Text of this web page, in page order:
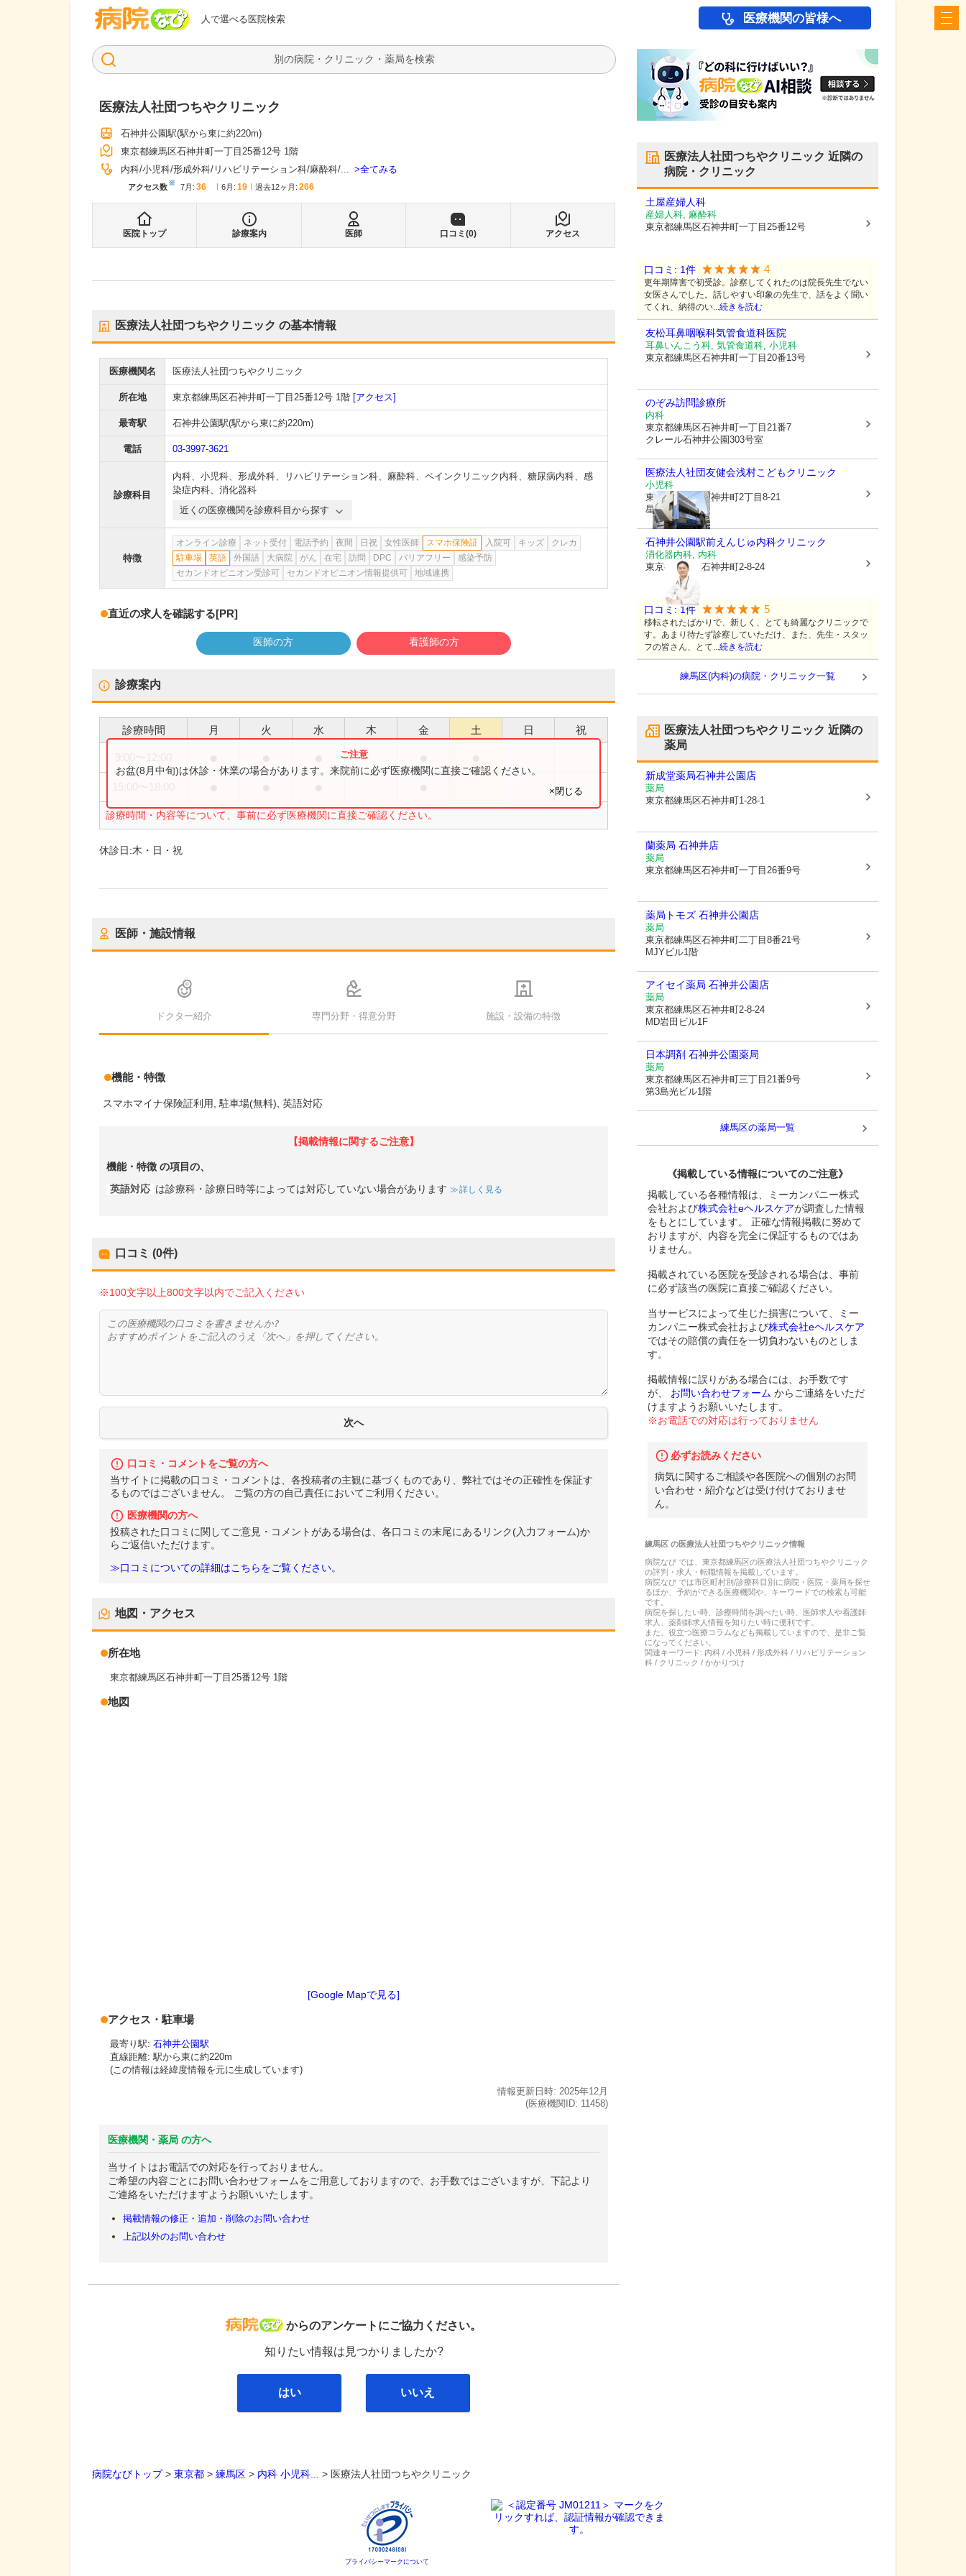
人で選べる医院検索
病院なび 医療機関の皆様へ
検索
医療法人社団つちやクリニック
石神井公園駅(駅から東に約220m)
東京都練馬区石神井町一丁目25番12号 1階
内科 小児科 形成外科 リハビリテーション科 麻酔科 ... 全てみる
アクセス数※ 7月 : 36 6月 : 19 過去12ヶ月: 266
医院トップ 診療案内 医師 口コミ(0) アクセス
医療法人社団つちやクリニック の基本情報
医療機関名 医療法人社団つちやクリニック
所在地 東京都練馬区石神井町一丁目25番12号 1階 [アクセス]
最寄駅 石神井公園駅(駅から東に約220m)
電話 03-3997-3621
診療科目
内科、 小児科、 形成外科、 リハビリテーション科、 麻酔科、 ペインクリニック内科、 糖尿病内科、 感
染症内科、 消化器科
近くの医療機関を診療科目から探す
特徴
オンライン診療 ネット受付 電話予約 夜間 日祝 女性医師 スマホ保険証 入院可 キッズ
クレカ
駐車場
英語 外国語 大病院 がん 在宅 訪問 DPC バリアフリー
感染予防
セカンドオピニオン受診可
セカンドオピニオン情報提供可 地域連携
直近の求人を確認する[PR]
医師の方 看護師の方
診療案内
診療時間 月 火 水 木 金 土 日 祝
診療時間・内容等について、事前に必ず医療機関に直接ご確認ください。
お盆(8月中旬)は休診・休業の場合があります。来院前に必ず医療機関に直接ご確認ください。
×閉じる
休診日:木・日・祝
医師・施設情報
ドクター紹介 専門分野・得意分野 施設・設備の特徴
機能・特徴
スマホマイナ保険証利用 駐車場(無料) 英語対応
【掲載情報に関するご注意】
機能・特徴 の項目の、
英語対応 は診療科・診療日時等によっては対応していない場合があります 詳しく見る
口コミ (0件)
※100文字以上800文字以内でご記入ください
口コミ・コメントをご覧の方へ
当サイトに掲載の口コミ・コメントは、各投稿者の主観に基づくものであり、弊社ではその正確性を保証す
るものではございません。 ご覧の方の自己責任においてご利用ください。
医療機関の方へ
投稿された口コミに関してご意見・コメントがある場合は、各口コミの末尾にあるリンク(入力フォーム)か
らご返信いただけます。
≫口コミについての詳細はこちらをご覧ください。
地図・アクセス
所在地
東京都練馬区石神井町一丁目25番12号 1階
地図
[Google Mapで見る]
アクセス・駐車場
最寄り駅: 石神井公園駅
直線距離: 駅から東に約220m
(この情報は経緯度情報を元に生成しています)
情報更新日時: 2025年12月
(医療機関ID: 11458)
医療機関・薬局 の方へ
当サイトはお電話での対応を行っておりません。
ご希望の内容ごとにお問い合わせフォームをご用意しておりますので、お手数ではございますが、下記より
ご連絡をいただけますようお願いいたします。
掲載情報の修正・追加・削除のお問い合わせ
上記以外のお問い合わせ
病院なび
からのアンケートにご協力ください。
知りたい情報は見つかりましたか?
はい いいえ
医療法人社団つちやクリニック 近隣の
病院・クリニック
土屋産婦人科
産婦人科, 麻酔科
東京都練馬区石神井町一丁目25番12号
口コミ: 1件 4
更年期障害で初受診。診察してくれたのは院長先生でない
女医さんでした。話しやすい印象の先生で、話をよく聞い
てくれ、納得のい...続きを読む
友松耳鼻咽喉科気管食道科医院
耳鼻いんこう科, 気管食道科, 小児科
東京都練馬区石神井町一丁目20番13号
のぞみ訪問診療所
内科
東京都練馬区石神井町一丁目21番7
クレール石神井公園303号室
医療法人社団友健会浅村こどもクリニック
小児科
東京都練馬区 石神井町2丁目8-21
星ビル2階
石神井公園駅前えんじゅ内科クリニック
消化器内科, 内科
東京都練馬区石神井町2-8-24
口コミ: 1件 5
移転されたばかりで、新しく、とても綺麗なクリニックで
す。あまり待たず診察していただけ、また、先生・スタッ
フの皆さん、とて...続きを読む
練馬区(内科)の病院・クリニック一覧
医療法人社団つちやクリニック 近隣の
薬局
新成堂薬局石神井公園店
薬局
東京都練馬区石神井町1-28-1
蘭薬局 石神井店
薬局
東京都練馬区石神井町一丁目26番9号
薬局トモズ 石神井公園店
薬局
東京都練馬区石神井町二丁目8番21号
MJYビル1階
アイセイ薬局 石神井公園店
薬局
東京都練馬区石神井町2-8-24
MD岩田ビル1F
日本調剤 石神井公園薬局
薬局
東京都練馬区石神井町三丁目21番9号
第3島光ビル1階
練馬区の薬局一覧
《掲載している情報についてのご注意》
掲載している各種情報は、ミーカンパニー株式
会社および株式会社eヘルスケアが調査した情報
をもとにしています。 正確な情報掲載に努めて
おりますが、内容を完全に保証するものではあ
りません。
掲載されている医院を受診される場合は、事前
に必ず該当の医院に直接ご確認ください。
当サービスによって生じた損害について、ミー
カンパニー株式会社および株式会社eヘルスケア
ではその賠償の責任を一切負わないものとしま
す。
掲載情報に誤りがある場合には、お手数です
が、
お問い合わせフォーム からご連絡をいただ
けますようお願いいたします。
※お電話での対応は行っておりません
必ずお読みください
病気に関するご相談や各医院への個別のお問
い合わせ・紹介などは受け付けておりませ
ん。
練馬区の医療法人社団つちやクリニック情報
病院なび では、 東京都練馬区の医療法人社団つちやクリニック
の評判・求人・転職情報を掲載しています。
病院なび では市区町村別/診療科目別に病院・医院・薬局を探せ
るほか、予約ができる医療機関や、キーワードでの検索も可能
です。
病院を探したい時、診療時間を調べたい時、医師求人や看護師
求人、薬剤師求人情報を知りたい時に便利です。
また、役立つ医療コラムなども掲載していますので、是非ご覧
になってください。
関連キーワード: 内科 / 小児科 / 形成外科 / リハビリテーション
科 / クリニック / かかりつけ
病院なびトップ> 東京都 > 練馬区 > 内科 小児科... > 医療法人社団つちやクリニック
プライバシーマークについて